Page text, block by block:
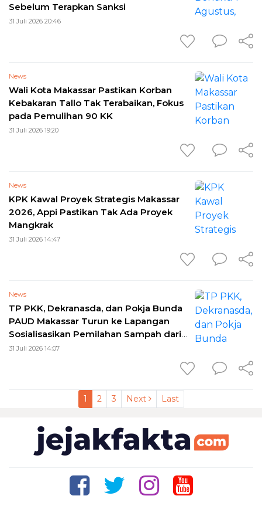
Sebelum Terapkan Sanksi
31 Juli 2026 20:46
News
Wali Kota Makassar Pastikan Korban
Kebakaran Tallo Tak Terabaikan, Fokus
pada Pemulihan 90 KK
31 Juli 2026 19:20
News
KPK Kawal Proyek Strategis Makassar
2026, Appi Pastikan Tak Ada Proyek
Mangkrak
31 Juli 2026 14:47
News
TP PKK, Dekranasda, dan Pokja Bunda
PAUD Makassar Turun ke Lapangan
Sosialisasikan Pemilahan Sampah dari
Rumah
31 Juli 2026 14:07
1 2 3 Next Last